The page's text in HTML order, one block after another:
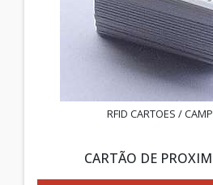
RFID CARTOES /
CARTÃO DE